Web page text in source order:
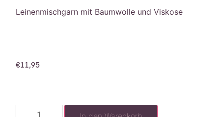
Leinenmischgarn mit Baumwolle und Viskose
€11,95